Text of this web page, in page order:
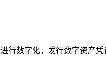
数字化，发行数字资产